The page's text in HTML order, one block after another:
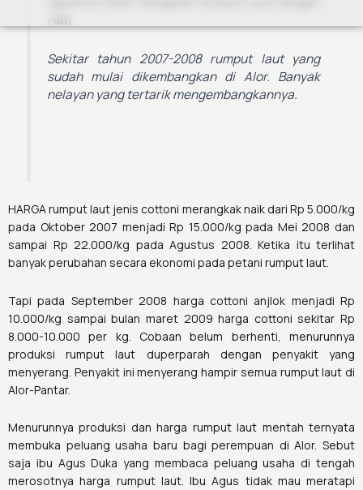
Hati
Sekitar tahun 2007-2008 rumput laut yang
sudah mulai dikembangkan di Alor. Banyak
nelayan yang tertarik mengembangkannya.
HARGA rumput laut jenis cottoni merangkak naik dari Rp 5.000/kg
pada Oktober 2007 menjadi Rp 15.000/kg pada Mei 2008 dan
sampai Rp 22.000/kg pada Agustus 2008. Ketika itu terlihat
banyak perubahan secara ekonomi pada petani rumput laut.
Tapi pada September 2008 harga cottoni anjlok menjadi Rp
10.000/kg sampai bulan maret 2009 harga cottoni sekitar Rp
8.000-10.000 per kg. Cobaan belum berhenti, menurunnya
produksi rumput laut duperparah dengan penyakit yang
menyerang. Penyakit ini menyerang hampir semua rumput laut di
Alor-Pantar.
Menurunnya produksi dan harga rumput laut mentah ternyata
membuka peluang usaha baru bagi perempuan di Alor. Sebut
saja ibu Agus Duka yang membaca peluang usaha di tengah
merosotnya harga rumput laut. Ibu Agus tidak mau meratapi